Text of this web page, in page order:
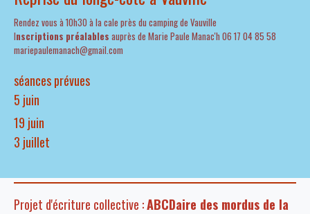
Rendez vous à 10h30 à la cale près du camping de Vauville
Inscriptions préalables auprès de Marie Paule Manac'h 06 17 04 85 58
mariepaulemanach@gmail.com
séances prévues
5 juin
19 juin
3 juillet
Projet d'écriture collective :ABCDaire des mordus de la